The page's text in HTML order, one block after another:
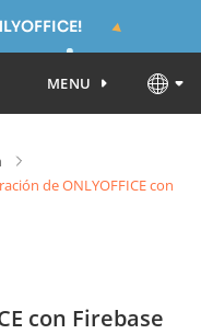
MENU
de ONLYOFFICE con
con Firebase